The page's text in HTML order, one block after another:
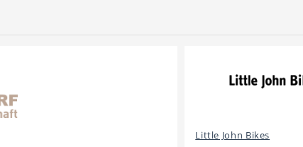
Little John Bikes